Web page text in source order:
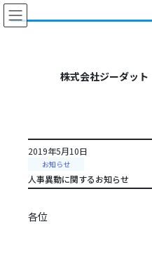
コ
ン
ナ
ビ
株式会社ジーダット
2019年5月10日
お知らせ
人事異動に関するお知らせ
各位